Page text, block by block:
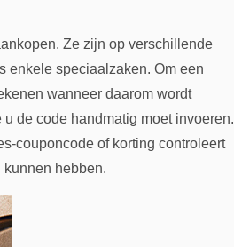
Ze zijn op verschillende
enkele speciaalzaken. Om een
wanneer daarom wordt
de code handmatig moet invoeren.
couponcode of korting controleert
hebben.